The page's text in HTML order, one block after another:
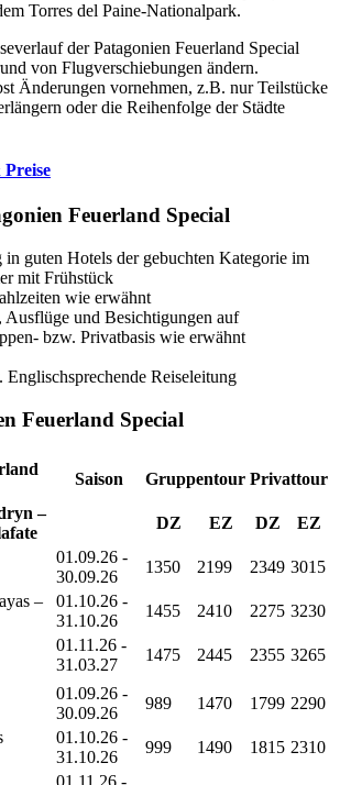
Torres del Paine-Nationalpark.
der Patagonien Feuerland Special
von Flugverschiebungen ändern.
Änderungen vornehmen, z.B. nur Teilstücke
oder die Reihenfolge der Städte
Feuerland Special
guten Hotels der gebuchten Kategorie im
mit Frühstück
wie erwähnt
Ausflüge und Besichtigungen auf
bzw. Privatbasis wie erwähnt
Englischsprechende Reiseleitung
Feuerland Special
Saison Gruppentour Privattour
–
DZ EZ DZ EZ
01.09.26 -
30.09.26
1350 2199 2349 3015
–
01.10.26 -
31.10.26
1455 2410 2275 3230
01.11.26 -
31.03.27
1475 2445 2355 3265
01.09.26 -
30.09.26
989 1470 1799 2290
01.10.26 -
31.10.26
999 1490 1815 2310